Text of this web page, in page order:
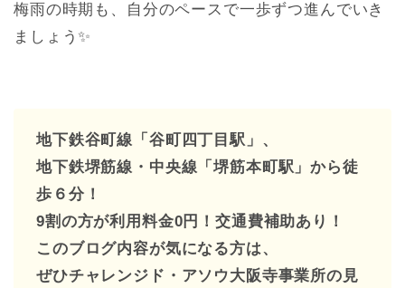
梅雨の時期も、自分のペースで一歩ずつ進んでいき
ましょう✨
地下鉄谷町線「谷町四丁目駅」、
地下鉄堺筋線・中央線「堺筋本町駅」から徒
歩６分！
9割の方が利用料金0円！交通費補助あり！
このブログ内容が気になる方は、
ぜひチャレンジド・アソウ大阪寺事業所の見